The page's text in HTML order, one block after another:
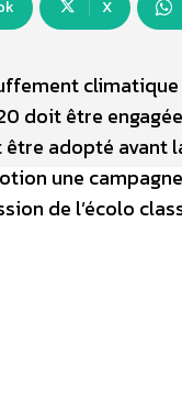
X
doit être
adopté avant
une
de l’écolo